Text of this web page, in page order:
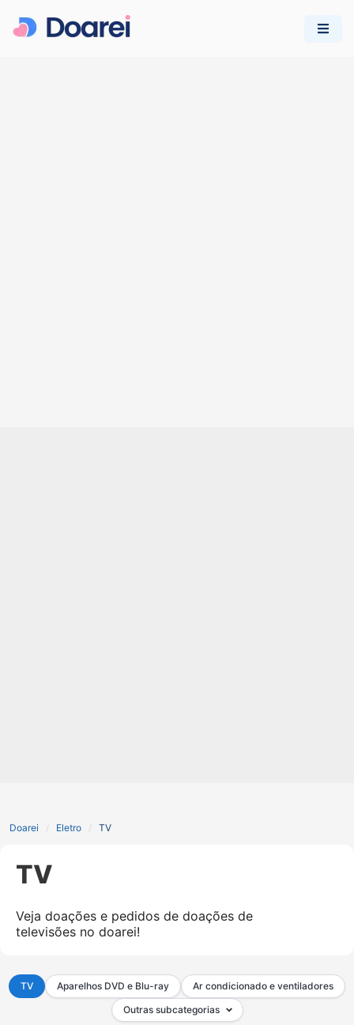
Doarei Eletro TV
TV
Veja doações e pedidos de doações de
televisões no doarei!
TV Aparelhos DVD e Blu-ray
Ar condicionado e ventiladores
Outras subcategorias